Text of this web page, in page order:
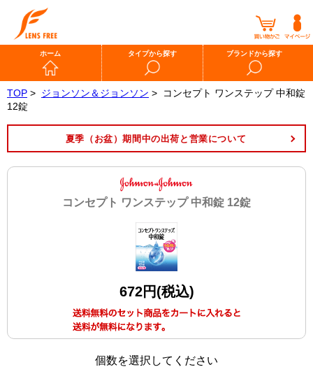
ホーム タイプから探す ブランドから探す
TOP > ジョンソン＆ジョンソン >
コンセプト ワンステップ 中和錠
12錠
夏季（お盆）期間中の出荷と営業について
コンセプト ワンステップ 中和錠 12錠
672円(税込)
個数を選択してください